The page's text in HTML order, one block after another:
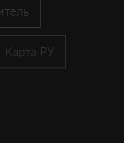
Карта РУ